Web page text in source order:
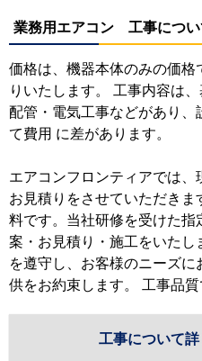
業務用エアコン 工事につい
価格は、機器本体のみの価
りいたします。 工事内容は
配管・電気工事などがあり、
て費用 に差があります。
エアコンフロンティアでは
お見積りをさせていただき
料です。当社研修を受けた
案・お見積り・施工をいたし
を遵守し、お客様のニーズ
供をお約束します。 工事品質
工事について